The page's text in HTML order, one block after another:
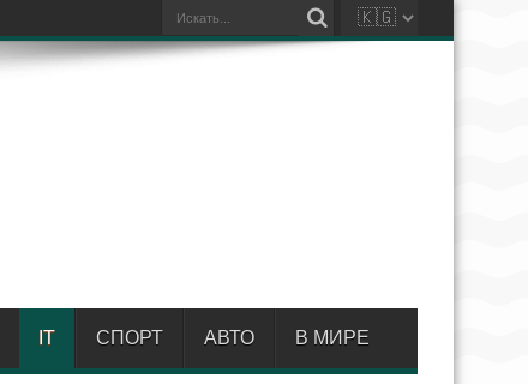
IT СПОРТ АВТО В МИРЕ